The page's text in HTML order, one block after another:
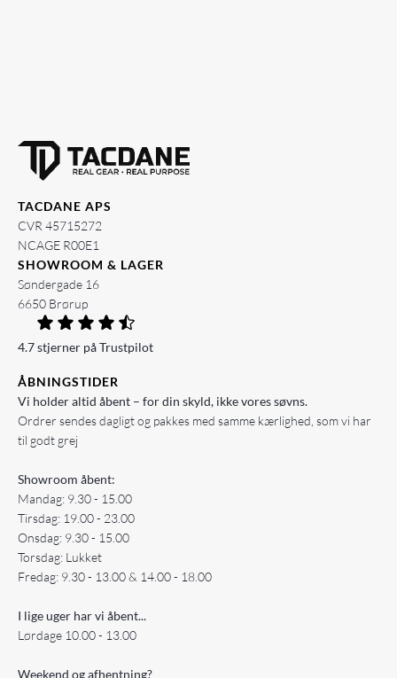
TACDANE APS
CVR 45715272
NCAGE R00E1
SHOWROOM & LAGER
Søndergade 16
6650 Brørup
4.7 stjerner på Trustpilot
ÅBNINGSTIDER
Vi holder altid åbent – for din skyld, ikke vores søvns.
Ordrer sendes dagligt og pakkes med samme kærlighed, som vi har
til godt grej
Showroom åbent:
Mandag: 9.30 - 15.00
Tirsdag: 19.00 - 23.00
Onsdag: 9.30 - 15.00
Torsdag: Lukket
Fredag: 9.30 - 13.00 & 14.00 - 18.00
I lige uger har vi åbent...
Lørdage 10.00 - 13.00
Weekend og afhentning?